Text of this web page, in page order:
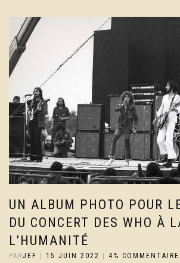
UN ALBUM PHOTO POUR
DU CONCERT DES WHO À
L’HUMANITÉ
PARJEF | 15 JUIN 2022 | 4%